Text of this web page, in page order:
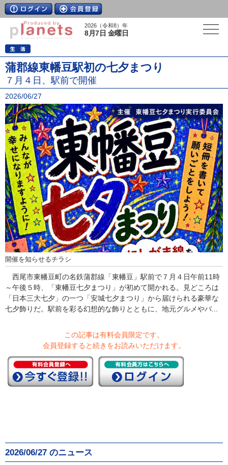
2026（令和8）年
8月7日 金曜日
蒲郡線東幡豆駅初の七夕まつり
７月４日、駅前で開催
2026/06/27
開催を知らせるチラシ
西尾市東幡豆町の名鉄蒲郡線「東幡豆」駅前で７月４日午前11時
～午後５時、「東幡豆七夕まつり」が初めて開かれる。見どころは
「日本三大七夕」の一つ「安城七夕まつり」から届けられる豪華な
七夕飾りだ。駅前を彩る幻想的な飾りとともに、地元グルメやバ...
この記事は有料会員限定です。
会員登録すると続きをお読みいただけます。
2026/06/27 のニュース